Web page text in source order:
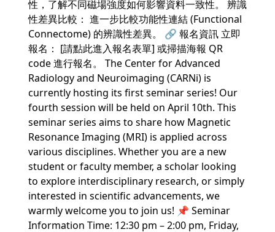
性，了解不同磁場強度如何影響資料一致性。 辨識
性差異比較： 進一步比較功能性連結 (Functional
Connectome) 的辨識性差異。 🔗 報名資訊 立即
報名： [請點此進入報名表單] 或掃描海報 QR
code 進行報名。 The Center for Advanced
Radiology and Neuroimaging (CARNi) is
currently hosting its first seminar series! Our
fourth session will be held on April 10th. This
seminar series aims to share how Magnetic
Resonance Imaging (MRI) is applied across
various disciplines. Whether you are a new
student or faculty member, a scholar looking
to explore interdisciplinary research, or simply
interested in scientific advancements, we
warmly welcome you to join us! 📌 Seminar
Information Time: 12:30 pm – 2:00 pm, Friday,